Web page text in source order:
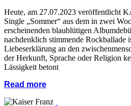
Heute, am 27.07.2023 veröffentlicht
Single „Sommer“ aus dem in zwei
erscheinenden blaublütigen
nachdenklich stimmende Rockballade
Liebeserklärung an den
der Herkunft, Sprache oder Religion
Lässigkeit betont
Read more